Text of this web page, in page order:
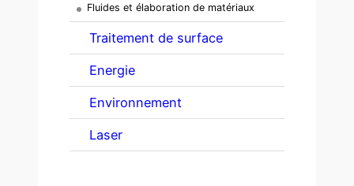
Fluides et élaboration de matériaux
Traitement de surface
Energie
Environnement
Laser